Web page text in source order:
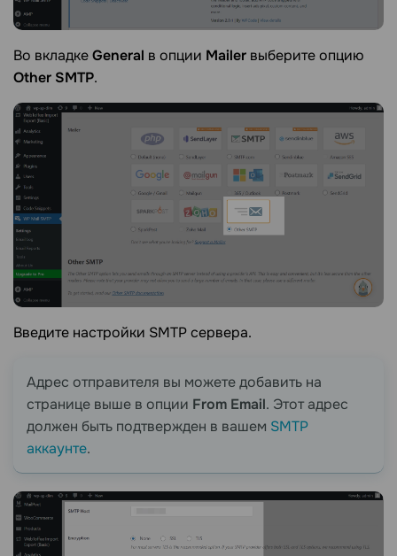
Во вкладкеGeneral в опции Mailer выберите опцию
Other SMTP.
Введите настройки SMTP сервера.
Адрес отправителя вы можете добавить на
странице выше в опции From Email. Этот адрес
должен быть подтвержден в вашем SMTP
аккаунте.